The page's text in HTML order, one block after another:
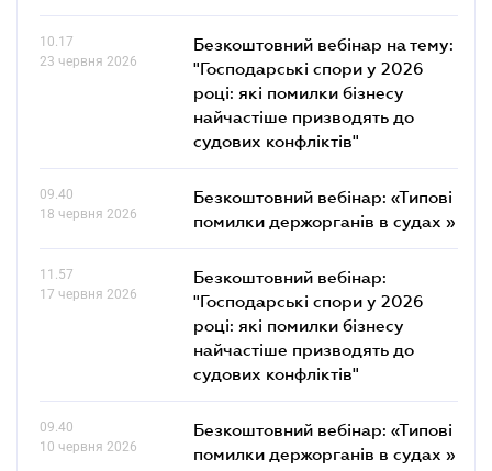
10.17
23 червня 2026
Безкоштовний вебінар на тему:
"Господарські спори у 2026
році: які помилки бізнесу
найчастіше призводять до
судових конфліктів"
09.40
18 червня 2026
Безкоштовний вебінар: «Типові
помилки держорганів в судах »
11.57
17 червня 2026
Безкоштовний вебінар:
"Господарські спори у 2026
році: які помилки бізнесу
найчастіше призводять до
судових конфліктів"
09.40
10 червня 2026
Безкоштовний вебінар: «Типові
помилки держорганів в судах »